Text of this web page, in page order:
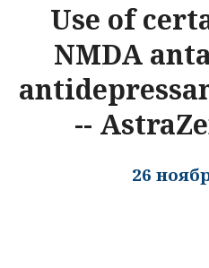
Use of
NMDA
--
26